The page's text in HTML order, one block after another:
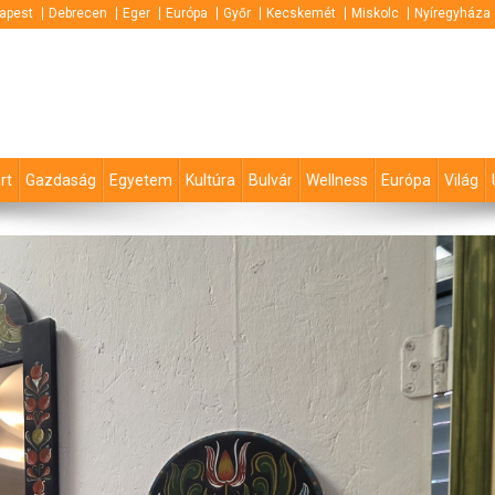
Debrecen Eger Európa Győr Kecskemét Miskolc Nyíregyháza
Gazdaság Egyetem Kultúra Bulvár Wellness Európa Világ